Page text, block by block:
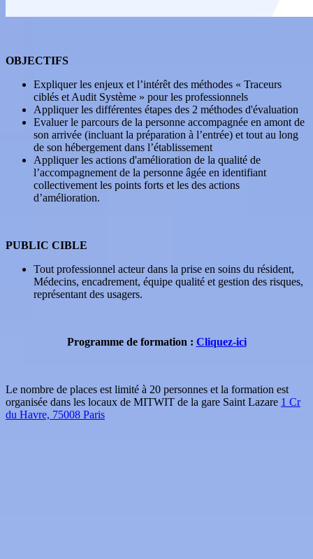
OBJECTIFS
Expliquer les enjeux et l’intérêt des méthodes « Traceurs
ciblés et Audit Système » pour les professionnels
Appliquer les différentes étapes des 2 méthodes d'évaluation
Evaluer le parcours de la personne accompagnée en amont de
son arrivée (incluant la préparation à l’entrée) et tout au long
de son hébergement dans l’établissement
Appliquer les actions d'amélioration de la qualité de
l’accompagnement de la personne âgée en identifiant
collectivement les points forts et les des actions
d’amélioration.
PUBLIC CIBLE
Tout professionnel acteur dans la prise en soins du résident,
Médecins, encadrement, équipe qualité et gestion des risques,
représentant des usagers.
Programme de formation : Cliquez-ici
Le nombre de places est limité à 20 personnes et la formation est
organisée dans les locaux de MITWIT de la gare Saint Lazare 1 Cr
du Havre, 75008 Paris